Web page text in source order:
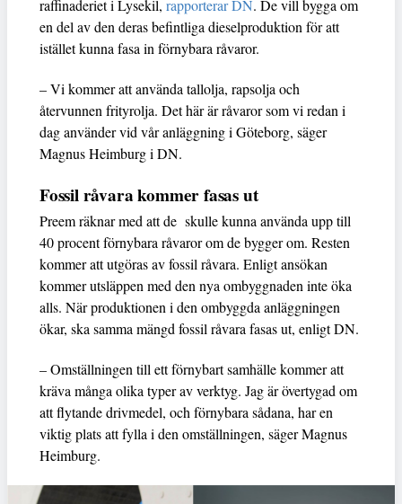
raffinaderiet i Lysekil, rapporterar DN. De vill bygga om
en del av den deras befintliga dieselproduktion för att
istället kunna fasa in förnybara råvaror.
– Vi kommer att använda tallolja, rapsolja och
återvunnen frityrolja. Det här är råvaror som vi redan i
dag använder vid vår anläggning i Göteborg, säger
Magnus Heimburg i DN.
Fossil råvara kommer fasas ut
Preem räknar med att de skulle kunna använda upp till
40 procent förnybara råvaror om de bygger om. Resten
kommer att utgöras av fossil råvara. Enligt ansökan
kommer utsläppen med den nya ombyggnaden inte öka
alls. När produktionen i den ombyggda anläggningen
ökar, ska samma mängd fossil råvara fasas ut, enligt DN.
– Omställningen till ett förnybart samhälle kommer att
kräva många olika typer av verktyg. Jag är övertygad om
att flytande drivmedel, och förnybara sådana, har en
viktig plats att fylla i den omställningen, säger Magnus
Heimburg.